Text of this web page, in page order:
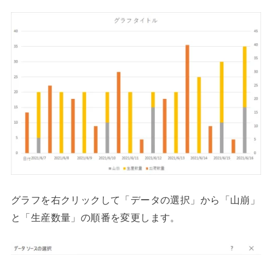
グラフを右クリックして「データの選択」から「山崩」
と「生産数量」の順番を変更します。